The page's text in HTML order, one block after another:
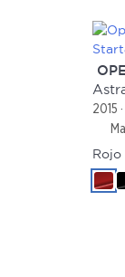
2015
Rojo